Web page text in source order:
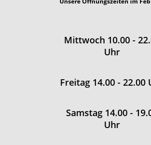
Mittwoch 10.00 -
Uhr
Freitag 14.00 - 22.00
Samstag 14.00 -
Uhr